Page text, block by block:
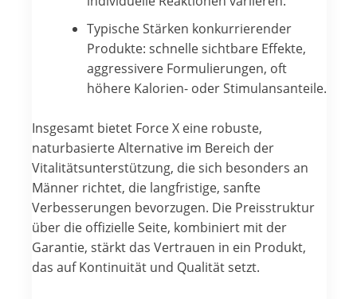
Typische Stärken konkurrierender
Produkte: schnelle sichtbare Effekte,
aggressivere Formulierungen, oft
höhere Kalorien- oder Stimulansanteile.
Insgesamt bietet Force X eine robuste,
naturbasierte Alternative im Bereich der
Vitalitätsunterstützung, die sich besonders an
Männer richtet, die langfristige, sanfte
Verbesserungen bevorzugen. Die Preisstruktur
über die offizielle Seite, kombiniert mit der
Garantie, stärkt das Vertrauen in ein Produkt,
das auf Kontinuität und Qualität setzt.